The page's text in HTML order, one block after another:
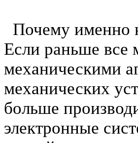
Почему именно
Если раньше
механическими
механических
больше
электронные